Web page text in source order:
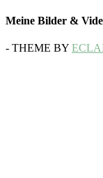
Meine Bilder &
- THEME BY